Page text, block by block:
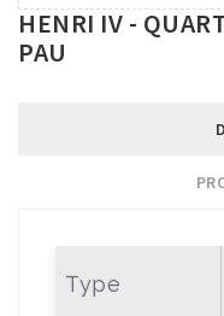
HENRI IV -
PAU
Type